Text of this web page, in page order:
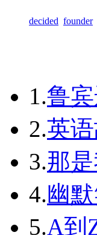
decided founder
1.鲁
2.英
3.那
4.幽
5.A到